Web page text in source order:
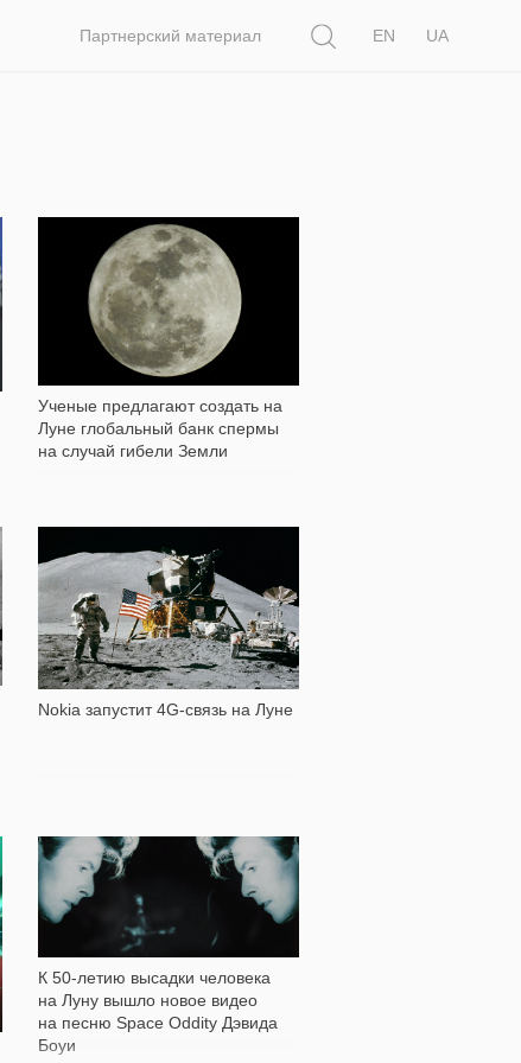
Партнерский материал
EN
UA
Ученые предлагают создать на
Луне глобальный банк спермы
на случай гибели Земли
716
Nokia запустит 4G-связь на Луне
404
К 50-летию высадки человека
на Луну вышло новое видео
на песню Space Oddity Дэвида
Боуи
534